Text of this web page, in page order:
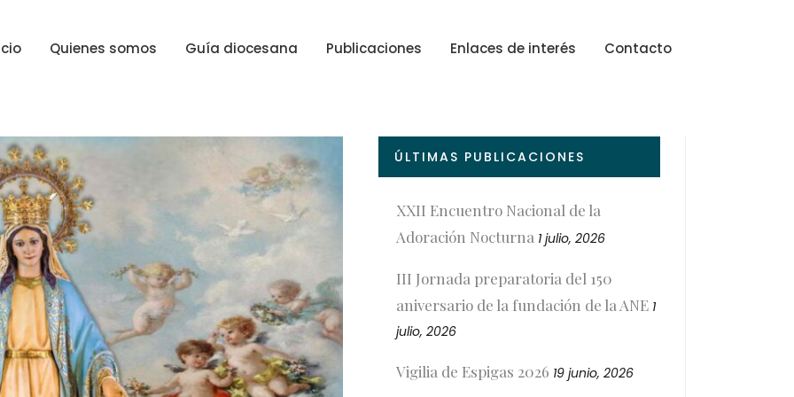
Quienes somos Guía diocesana Publicaciones Enlaces de interés Contacto
ÚLTIMAS PUBLICACIONES
XXII Encuentro Nacional de la
Adoración Nocturna 1 julio, 2026
III Jornada preparatoria del 150
aniversario de la fundación de la ANE 1
julio, 2026
Vigilia de Espigas 2026 19 junio, 2026